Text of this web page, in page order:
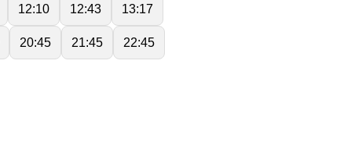
12:10 12:43 13:17
20:45 21:45 22:45